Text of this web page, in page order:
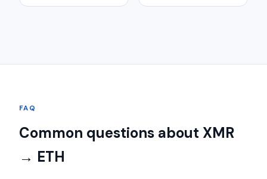
FAQ
Common questions about XMR
→ ETH